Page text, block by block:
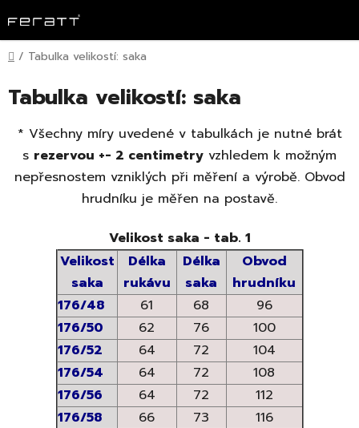
na
obsah
Domů
/ Tabulka velikostí: saka
Tabulka velikostí: saka
* Všechny míry uvedené v tabulkách je nutné brát
s rezervou +- 2 centimetry vzhledem k možným
nepřesnostem vzniklých při měření a výrobě. Obvod
hrudníku je měřen na postavě.
Velikost saka - tab. 1
Velikost
saka
Délka
rukávu
Délka
saka
Obvod
hrudníku
176/48
61 68
96
176/50
62 76
100
176/52
64 72
104
176/54
64 72
108
176/56
64 72
112
176/58
66 73
116